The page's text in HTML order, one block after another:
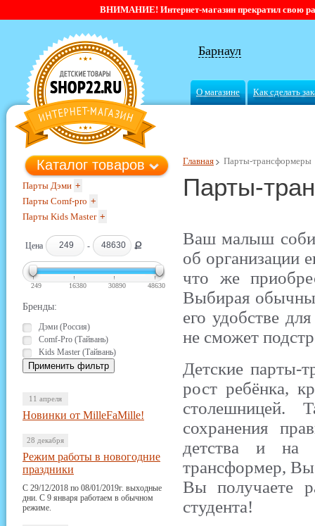
ВНИМАНИЕ! Интернет-магазин прекратил свою
Барнаул
О магазине Как сделать
Главная Парты-трансформеры
Парты-
Ваш малыш
об организации
что же
Выбирая
его удобстве
не сможет
Детские парты-
рост ребёнка,
столешницей.
сохранения
детства и на
трансформер, Вы
Вы получаете
студента!
Каталог товаров
Парты Дэми +
Парты Comf-pro +
Парты Kids Master +
Цена - Ք
249 16380 30890 48630
Бренды:
Дэми (Россия)
Comf-Pro (Тайвань)
Kids Master (Тайвань)
11 апреля
Новинки от MilleFaMille!
28 декабря
Режим работы в новогодние
праздники
С 29/12/2018 по 08/01/2019г. выходные
дни. С 9 января работаем в обычном
режиме.